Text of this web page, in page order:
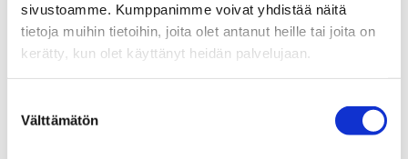
sivustoamme. Kumppanimme voivat yhdistää näitä
tietoja muihin tietoihin, joita olet antanut heille tai joita on
kerätty, kun olet käyttänyt heidän palvelujaan.
valinta
Välttämätön